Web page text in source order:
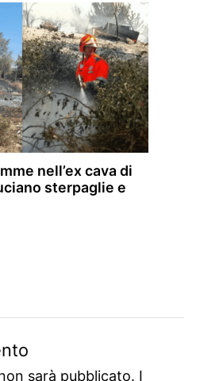
nell’ex cava di
sterpaglie e
sarà pubblicato. I